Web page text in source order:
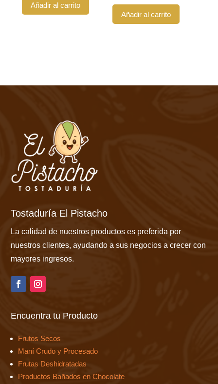
Añadir al carrito
Añadir al carrito
Tostaduría El Pistacho
La calidad de nuestros productos es preferida por
nuestros clientes, ayudando a sus negocios a crecer con
mayores ingresos.
Encuentra tu Producto
Frutos Secos
Maní Crudo y Procesado
Frutas Deshidratadas
Productos Bañados en Chocolate